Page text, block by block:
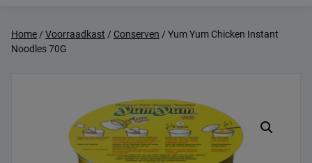
Home/ Voorraadkast / Conserven / Yum Yum Chicken Instant
Noodles 70G